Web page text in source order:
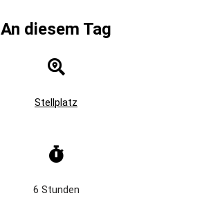
An diesem Tag
Stellplatz
6 Stunden